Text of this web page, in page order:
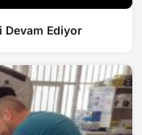
Devam Ediyor